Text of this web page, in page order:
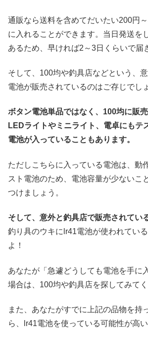
通販なら送料を含めてだいたい200円
に入れることができます。当日発送を
あるため、早ければ2～3日くらいで届
そして、100均や釣具店などという、
電池が販売されているのはご存じでし
ボタン電池単品ではなく、100均に販
LEDライトやミニライト、電卓にもテ
電池が入っていることもあります。
ただしこちらに入っている電池は、動
スト電池のため、電池容量が少ないこ
つけましょう。
そして、意外と釣具店で販売されてい
釣り具のウキにlr41電池が使われてい
よ！
あなたが「急遽どうしても電池を手に
場合は、100均や釣具店を探してみてく
また、あなたがすでに上記の品物を持
ら、lr41電池を使っている可能性が高い